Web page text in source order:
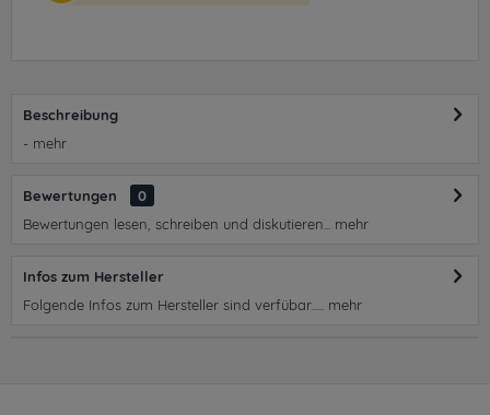
Beschreibung
- mehr
Bewertungen
0
Bewertungen lesen, schreiben und diskutieren...
mehr
Infos zum Hersteller
Folgende Infos zum Hersteller sind verfübar...... mehr